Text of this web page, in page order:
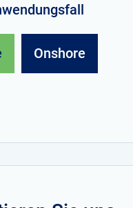
Onshore